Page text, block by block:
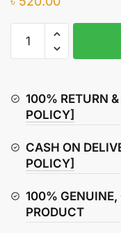
Mini
quantity
100% RETURN
POLICY]
CASH ON
POLICY]
100%
PRODUCT